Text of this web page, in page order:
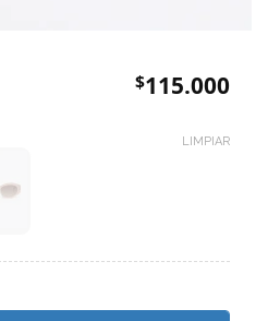
$115.000
LIMPIAR